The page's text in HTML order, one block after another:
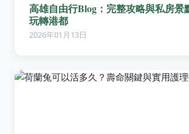
高雄自由行Blog：完整攻略與私房景
玩轉港都
2026年01月13日